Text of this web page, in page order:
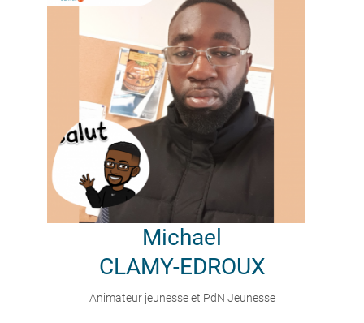
Michael
CLAMY-EDROUX
Animateur jeunesse et PdN Jeunesse